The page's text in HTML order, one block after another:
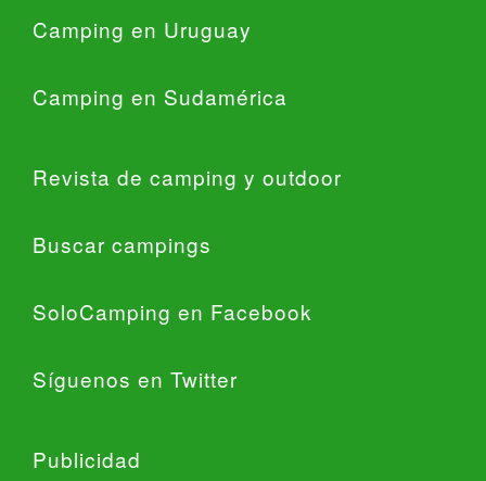
Camping en Uruguay
Camping en Sudamérica
Revista de camping y outdoor
Buscar campings
SoloCamping en Facebook
Síguenos en Twitter
Publicidad